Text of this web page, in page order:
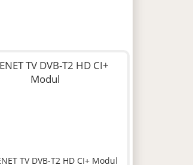
TV DVB-T2 HD CI+
Modul